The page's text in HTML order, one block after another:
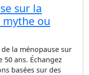
sur la
mythe ou
la ménopause sur
50 ans. Échangez
basées sur des